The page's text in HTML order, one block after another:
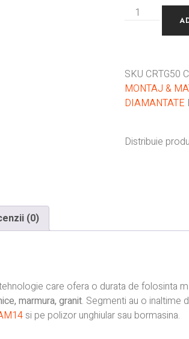
SKU CRTG50
MONTAJ &
DIAMANTATE
Distribuie
(0)
care ofera o durata de folosinta
marmura, granit. Segmenti au o inaltime
si pe polizor unghiular sau bormasina.